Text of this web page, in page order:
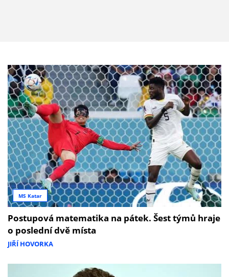
MS Katar
Postupová matematika na pátek. Šest týmů hraje
o poslední dvě místa
JIŘÍ HOVORKA